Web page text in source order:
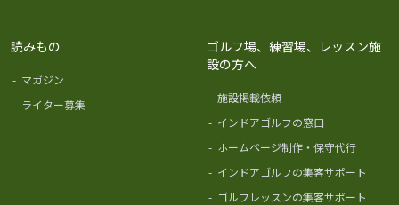
読みもの
- マガジン
- ライター募集
ゴルフ場、練習場、レッスン施
設の方へ
- 施設掲載依頼
- インドアゴルフの窓口
- ホームページ制作・保守代行
- インドアゴルフの集客サポート
- ゴルフレッスンの集客サポート